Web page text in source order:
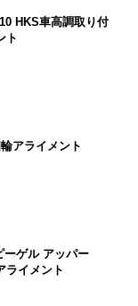
HKS車高調取り付
ト
アライメント
ーゲル アッパー
ライメント